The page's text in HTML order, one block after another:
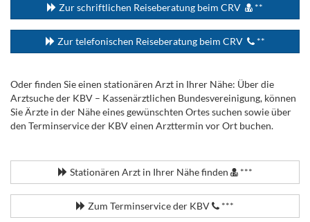
Zur schriftlichen Reiseberatung beim CRV **
Zur telefonischen Reiseberatung beim CRV **
Oder finden Sie einen stationären Arzt in Ihrer Nähe: Über die
Arztsuche der KBV – Kassenärztlichen Bundesvereinigung, können
Sie Ärzte in der Nähe eines gewünschten Ortes suchen sowie über
den Terminservice der KBV einen Arzttermin vor Ort buchen.
Stationären Arzt in Ihrer Nähe finden ***
Zum Terminservice der KBV ***